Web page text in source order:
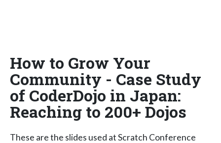
How to Grow Your
Community - Case Study
of CoderDojo in Japan:
Reaching to 200+ Dojos
These are the slides used at Scratch Conference